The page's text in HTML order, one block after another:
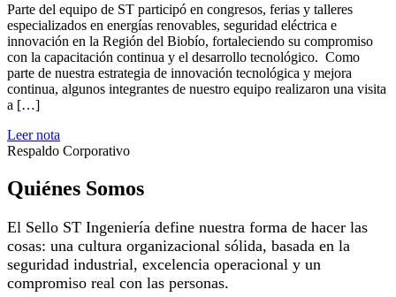
Parte del equipo de ST participó en congresos, ferias y talleres
especializados en energías renovables, seguridad eléctrica e
innovación en la Región del Biobío, fortaleciendo su compromiso
con la capacitación continua y el desarrollo tecnológico. Como
parte de nuestra estrategia de innovación tecnológica y mejora
continua, algunos integrantes de nuestro equipo realizaron una visita
a […]
Leer nota
Respaldo Corporativo
Quiénes Somos
El Sello ST Ingeniería define nuestra forma de hacer las
cosas: una cultura organizacional sólida, basada en la
seguridad industrial, excelencia operacional y un
compromiso real con las personas.